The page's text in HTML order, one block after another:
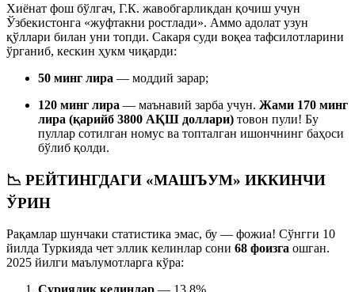
Хиёнат фош бўлгач, Г.К. жавобгарликдан қочиш учун
Ўзбекистонга «жуфтакни ростлади». Аммо адолат узун
қўллари билан уни топди. Сакаря суди воқеа тафсилотларини
ўрганиб, кескин ҳукм чиқарди:
50 минг лира — моддий зарар;
120 минг лира — маънавий зарба учун. Жами 170 минг
лира (қарийб 3800 АҚШ доллари) товон пули! Бу
пуллар сотилган номус ва топталган ишончнинг баҳоси
бўлиб қолди.
📉 РЕЙТИНГДАГИ «МАШЪУМ» ИККИНЧИ
ЎРИН
Рақамлар шунчаки статистика эмас, бу — фожиа! Сўнгги 10
йилда Туркияда чет эллик келинлар сони 68 фоизга ошган.
2025 йилги маълумотларга кўра: